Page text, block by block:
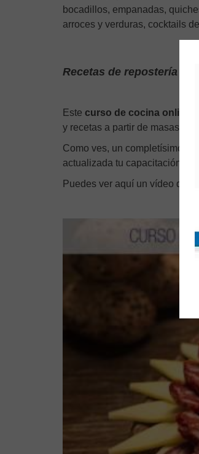
bocadillos, empanadas,
arroces y verduras, cocktails
Recetas de repostería y
Este curso de cocina online
y recetas a partir de masas
Como ves, un completísimo
actualizada tu capacitación
Puedes ver aquí un vídeo de